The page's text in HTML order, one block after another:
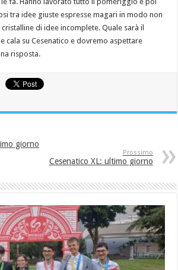
tra idee giuste espresse magari in modo non
di idee incomplete. Quale sarà il
cala su Cesenatico e dovremo aspettare
risposta.
giorno
Prossimo
Cesenatico XL: ultimo giorno